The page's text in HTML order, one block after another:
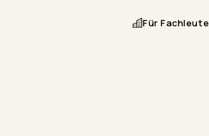
Für Fachleute